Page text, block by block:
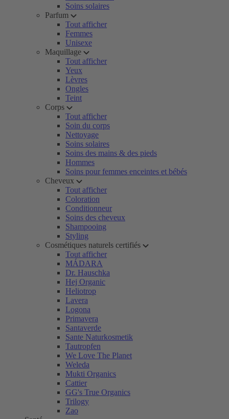
Soins solaires
Parfum
Tout afficher
Femmes
Unisexe
Maquillage
Tout afficher
Yeux
Lèvres
Ongles
Teint
Corps
Tout afficher
Soin du corps
Nettoyage
Soins solaires
Soins des mains & des pieds
Hommes
Soins pour femmes enceintes et bébés
Cheveux
Tout afficher
Coloration
Conditionneur
Soins des cheveux
Shampooing
Styling
Cosmétiques naturels certifiés
Tout afficher
MÁDARA
Dr. Hauschka
Hej Organic
Heliotrop
Lavera
Logona
Primavera
Santaverde
Sante Naturkosmetik
Tautropfen
We Love The Planet
Weleda
Mukti Organics
Cattier
GG's True Organics
Trilogy
Zao